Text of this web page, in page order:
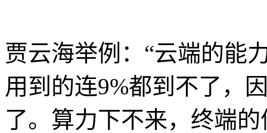
贾云海举例：“云端的能
用到的连9%都到不了，
了。算力下不来，终端